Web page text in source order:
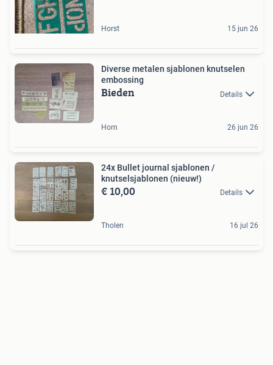
Horst 15 jun 26
Diverse metalen sjablonen knutselen
embossing
Bieden Details
Horn 26 jun 26
24x Bullet journal sjablonen /
knutselsjablonen (nieuw!)
€ 10,00 Details
Tholen 16 jul 26